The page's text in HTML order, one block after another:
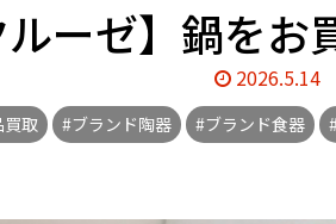
ーゼ】鍋をお
2026.5.14
買取 #ブランド陶器 #ブランド食器